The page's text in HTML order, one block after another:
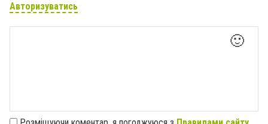
Авторизуватись
🙂